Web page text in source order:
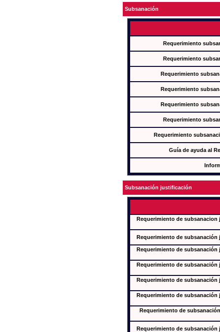
Subsanación
Requerimiento
Requerimiento
Requerimiento
Requerimiento
Requerimiento
Requerimiento
Requerimiento
Guía de ayuda al
Subsanación justificación
Requerimiento de
Requerimiento de subsanación
Requerimiento de
Requerimiento de
Requerimiento de
Requerimiento de
Requerimiento de
Requerimiento de subsanación